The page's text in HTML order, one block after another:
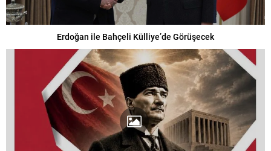
Erdoğan ile Bahçeli Külliye’de Görüşecek